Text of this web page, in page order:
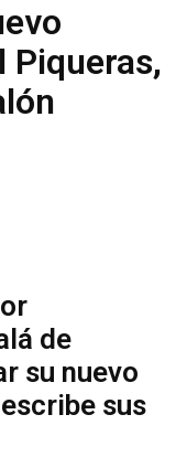
Piqueras,
de
su nuevo
sus